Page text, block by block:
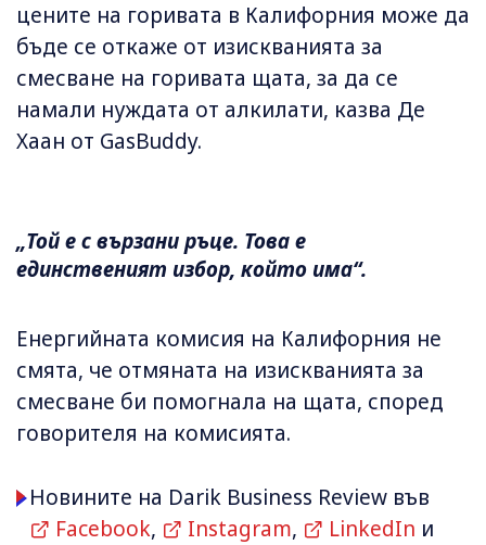
цените на горивата в Калифорния може да
бъде се откаже от изискванията за
смесване на горивата щата, за да се
намали нуждата от алкилати, казва Де
Хаан от GasBuddy.
„Той е с вързани ръце. Това е
единственият избор, който има“.
Енергийната комисия на Калифорния не
смята, че отмяната на изискванията за
смесване би помогнала на щата, според
говорителя на комисията.
Новините на Darik Business Review във
Facebook, Instagram, LinkedIn и